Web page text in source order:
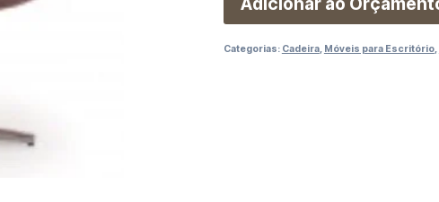
Categorias: Cadeira, Móveis para Escritório,